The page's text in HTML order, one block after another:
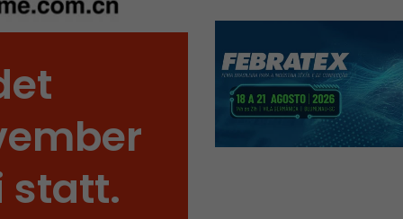
statt.
Zweck
In diesem Cookie merkt sich Google Analytics ob
abgelaufen ist und wie tief sich ein Besucher auf
bewegt. Es speichert die Anzahl von Pageviews
aktuellen Besuches und die Startzeit des aktuellen
Provider www.google.com/analytics/